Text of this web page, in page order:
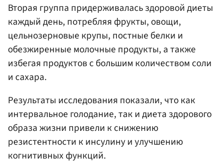
Вторая группа придерживалась здоровой диеты
каждый день, потребляя фрукты, овощи,
цельнозерновые крупы, постные белки и
обезжиренные молочные продукты, а также
избегая продуктов с большим количеством соли
и сахара.
Результаты исследования показали, что как
интервальное голодание, так и диета здорового
образа жизни привели к снижению
резистентности к инсулину и улучшению
когнитивных функций.